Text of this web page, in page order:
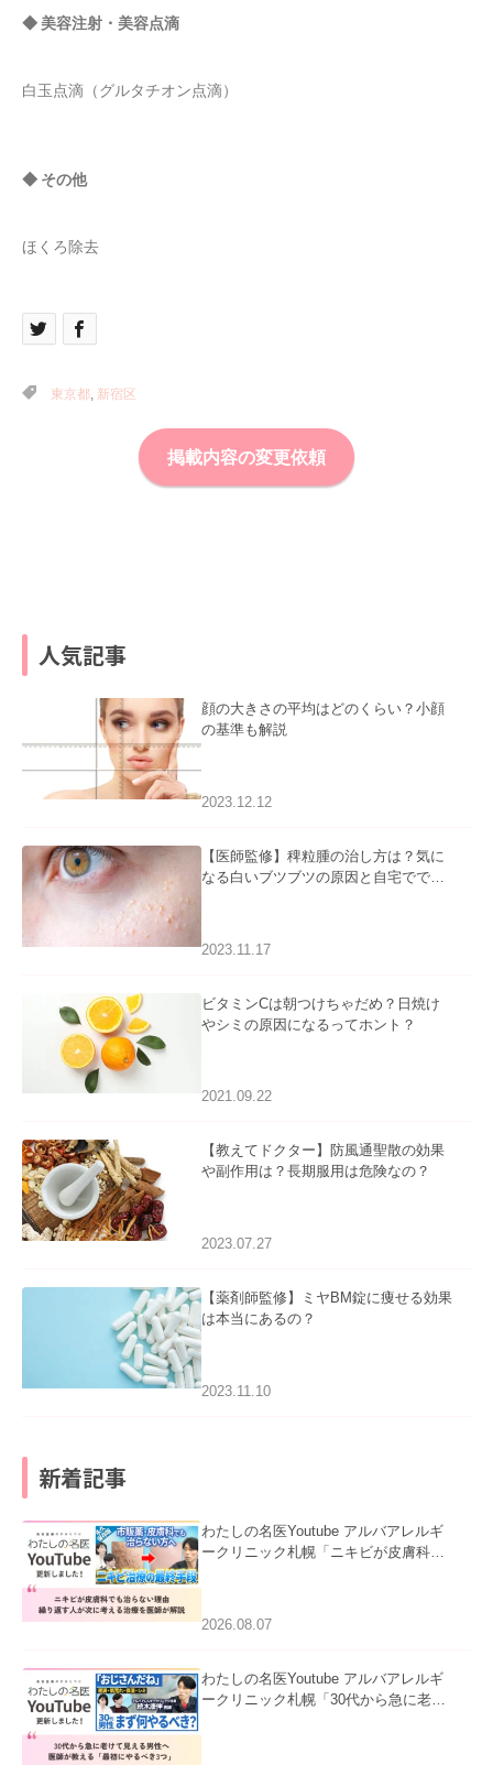
◆ 美容注射・美容点滴
白玉点滴（グルタチオン点滴）
◆ その他
ほくろ除去
東京都 新宿区
掲載内容の変更依頼
人気記事
顔の大きさの平均はどのくらい？小顔
の基準も解説
2023.12.12
【医師監修】稗粒腫の治し方は？気に
なる白いブツブツの原因と自宅ででき
2023.11.17
ビタミンCは朝つけちゃだめ？日焼け
やシミの原因になるってホント？
2021.09.22
【教えてドクター】防風通聖散の効果
や副作用は？長期服用は危険なの？
2023.07.27
【薬剤師監修】ミヤBM錠に痩せる効果
は本当にあるの？
2023.11.10
新着記事
わたしの名医Youtube アルバアレルギ
ークリニック札幌「ニキビが皮膚科で
ました。
2026.08.07
わたしの名医Youtube アルバアレルギ
ークリニック札幌「30代から急に老け